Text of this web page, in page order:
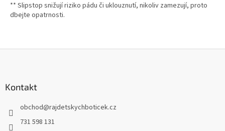
** Slipstop snižují riziko pádu či uklouznutí, nikoliv zamezují, proto
dbejte opatrnosti.
Kontakt
obchod@rajdetskychboticek.cz
731 598 131